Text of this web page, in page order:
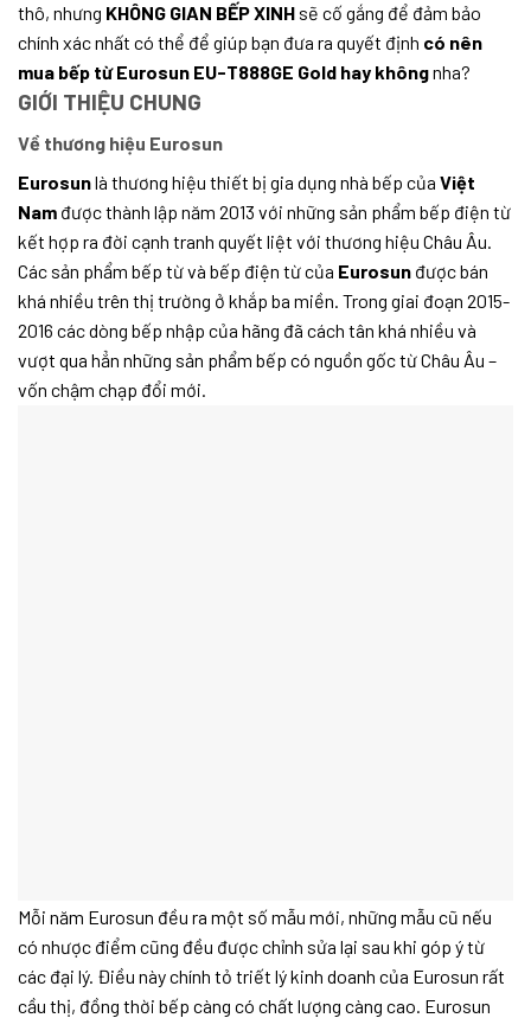
thô, nhưng KHÔNG GIAN BẾP XINH sẽ cố gắng để đảm bảo
chính xác nhất có thể để giúp bạn đưa ra quyết định có nên
mua bếp từ Eurosun EU-T888GE Gold hay khôngnha?
GIỚI THIỆU CHUNG
Về thương hiệu Eurosun
Eurosunlà thương hiệu thiết bị gia dụng nhà bếp của Việt
Nam được thành lập năm 2013 với những sản phẩm bếp điện từ
kết hợp ra đời cạnh tranh quyết liệt với thương hiệu Châu Âu.
Các sản phẩm bếp từ và bếp điện từ của Eurosun được bán
khá nhiều trên thị trường ở khắp ba miền. Trong giai đoạn 2015-
2016 các dòng bếp nhập của hãng đã cách tân khá nhiều và
vượt qua hẳn những sản phẩm bếp có nguồn gốc từ Châu Âu –
vốn chậm chạp đổi mới.
Mỗi năm Eurosun đều ra một số mẫu mới, những mẫu cũ nếu
có nhược điểm cũng đều được chỉnh sửa lại sau khi góp ý từ
các đại lý. Điều này chính tỏ triết lý kinh doanh của Eurosun rất
cầu thị, đồng thời bếp càng có chất lượng càng cao. Eurosun